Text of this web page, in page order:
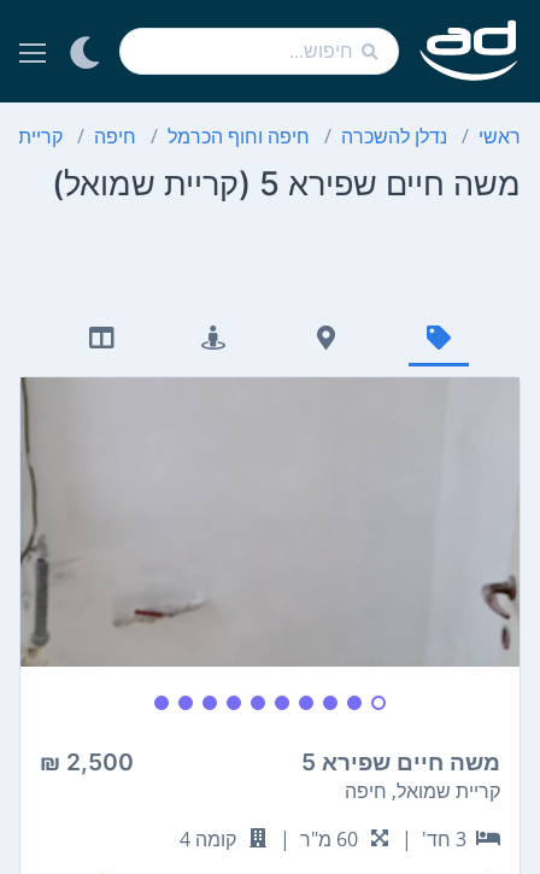
ראשי נדלן להשכרה חיפה וחוף הכרמל חיפה קריית
משה חיים שפירא 5 (קריית שמואל)
משה חיים שפירא 5 2,500 ₪
קריית שמואל, חיפה
3 חד'
| 60 מ"ר |
קומה 4